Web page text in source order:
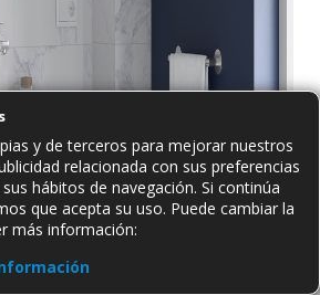
y de terceros para mejorar nuestros
relacionada con sus preferencias
hábitos de navegación. Si continúa
que acepta su uso. Puede cambiar la
más información: